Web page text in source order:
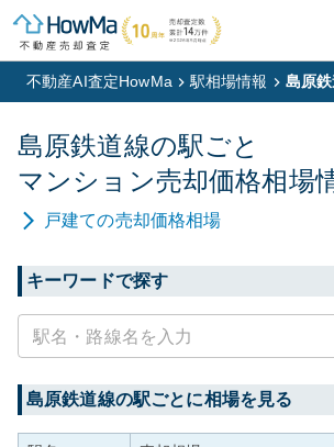
不動産AI査定HowMa 駅相場情報 島原
島原鉄道線の駅ごと
マンション売却価格相場
戸建ての売却価格相場
キーワードで探す
島原鉄道線の駅ごとに相場を見る